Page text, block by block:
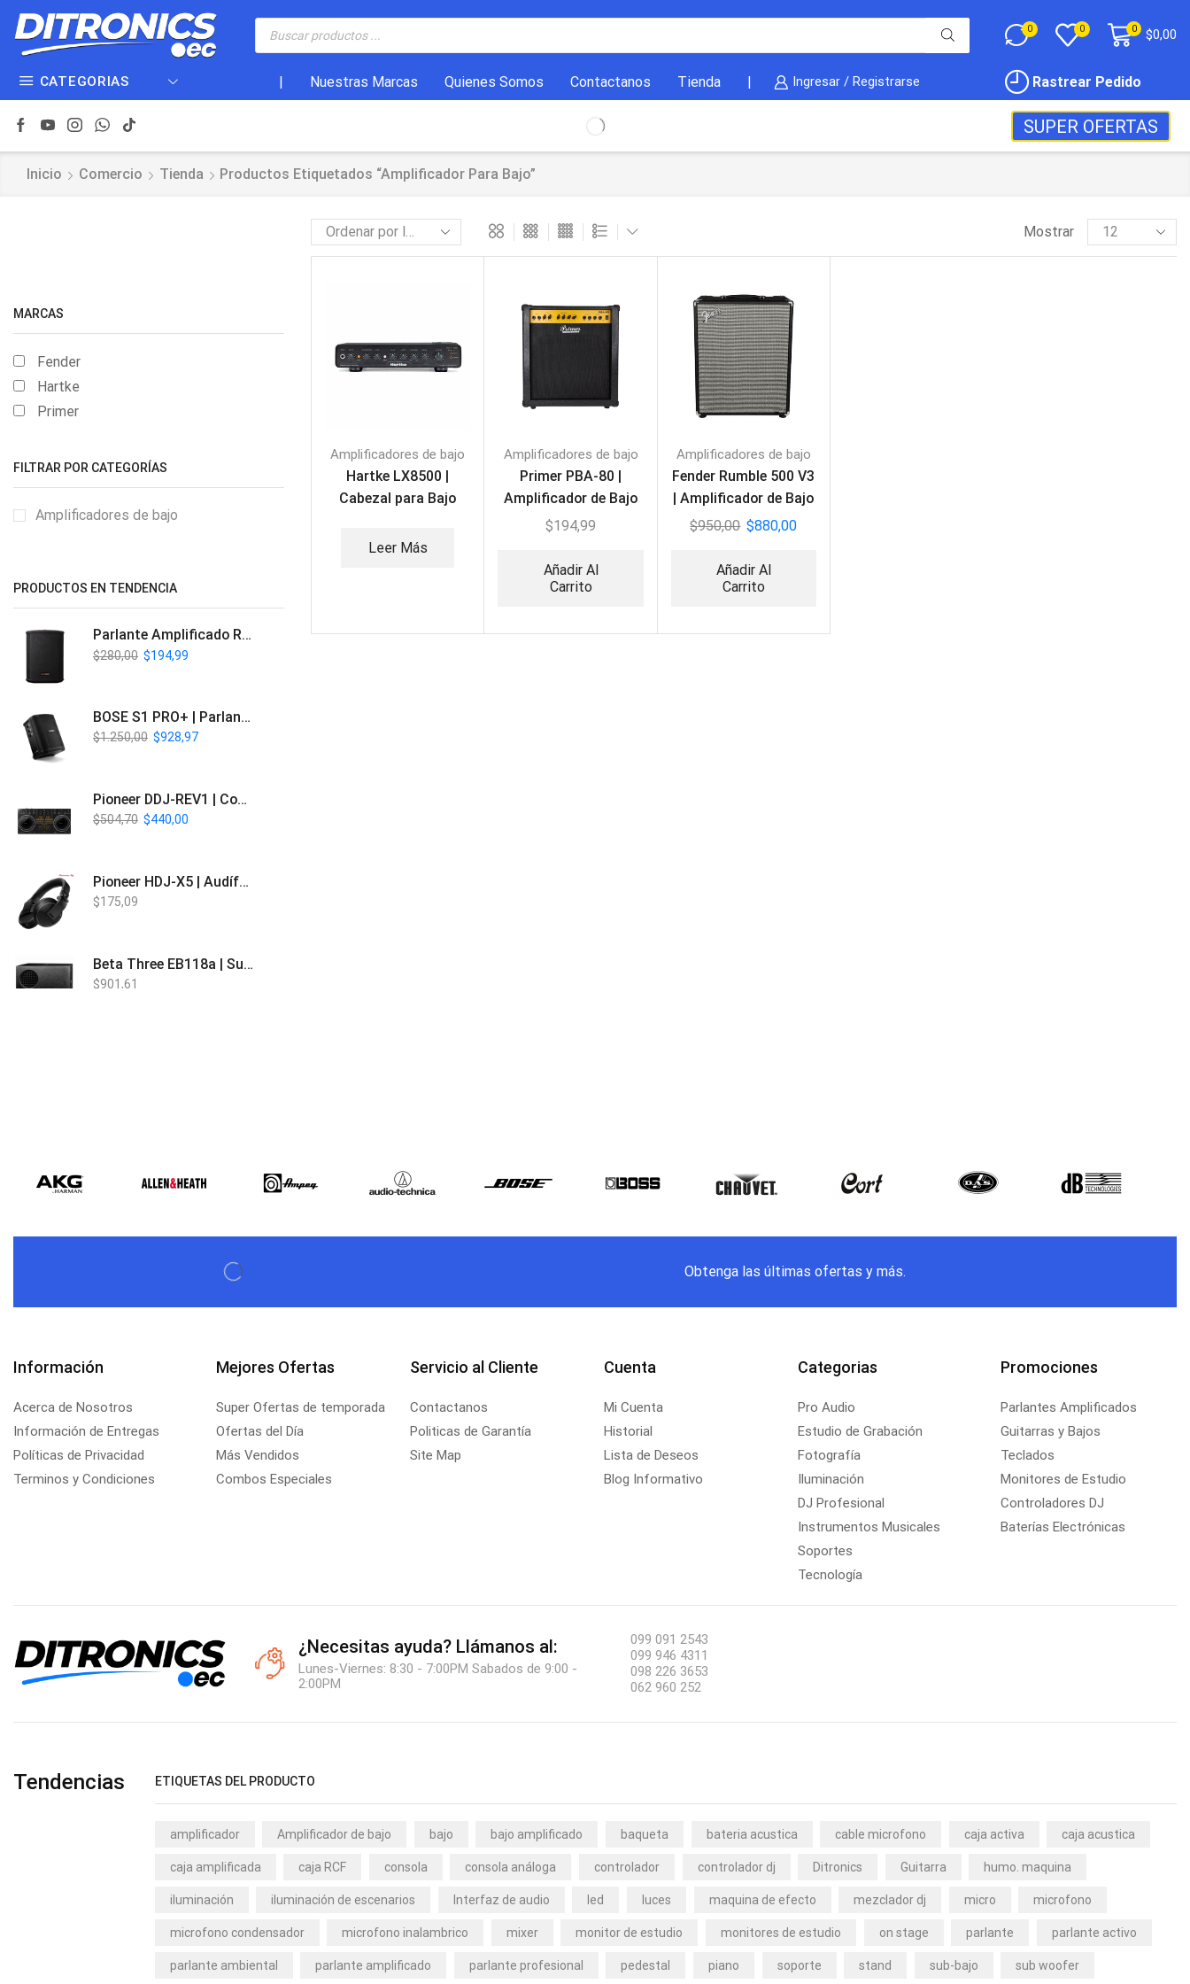
0 0 0 $0,00
CATEGORIAS Nuestras Marcas Quienes Somos Contactanos Tienda Ingresar / Registrarse Rastrear Pedido
SUPER OFERTAS
Inicio Comercio Tienda Productos Etiquetados “amplificador Para Bajo”
Mostrar
Amplificadores de bajo
Hartke LX8500 |
Cabezal para Bajo
Leer Más
Amplificadores de bajo
Primer PBA-80 |
Amplificador de Bajo
80W
$194,99
Añadir Al
Carrito
Amplificadores de bajo
Fender Rumble 500 V3
| Amplificador de Bajo
$950,00 $880,00
Añadir Al
Carrito
MARCAS
Fender
Hartke
Primer
FILTRAR POR CATEGORÍAS
Amplificadores de bajo
PRODUCTOS EN TENDENCIA
Parlante Amplificado Recargable BT | Italy Audio ITL-PRO11
$280,00 $194,99
BOSE S1 PRO+ | Parlante Profesional PA Inalámbrico
$1.250,00 $928,97
Pioneer DDJ-REV1 | Controlador DJ de 2 canales estilo Scratch
$504,70 $440,00
Pioneer HDJ-X5 | Audífonos para DJ
$175,09
Beta Three EB118a | Sub Bajo Activo
$901,61
Obtenga las últimas ofertas y más.
Información
Acerca de Nosotros
Información de Entregas
Políticas de Privacidad
Terminos y Condiciones
Mejores Ofertas
Super Ofertas de temporada
Ofertas del Día
Más Vendidos
Combos Especiales
Servicio al Cliente
Contactanos
Politicas de Garantía
Site Map
Cuenta
Mi Cuenta
Historial
Lista de Deseos
Blog Informativo
Categorias
Pro Audio
Estudio de Grabación
Fotografía
Iluminación
DJ Profesional
Instrumentos Musicales
Soportes
Tecnología
Promociones
Parlantes Amplificados
Guitarras y Bajos
Teclados
Monitores de Estudio
Controladores DJ
Baterías Electrónicas
¿Necesitas ayuda? Llámanos al:
Lunes-Viernes: 8:30 - 7:00PM Sabados de 9:00 -
2:00PM
099 091 2543
099 946 4311
098 226 3653
062 960 252
Tendencias ETIQUETAS DEL PRODUCTO
amplificador Amplificador de bajo bajo bajo amplificado baqueta bateria acustica cable microfono caja activa caja acustica
caja amplificada caja RCF consola consola análoga controlador controlador dj Ditronics Guitarra humo. maquina
iluminación iluminación de escenarios Interfaz de audio led luces maquina de efecto mezclador dj micro microfono
microfono condensador microfono inalambrico mixer monitor de estudio monitores de estudio on stage parlante parlante activo
parlante ambiental parlante amplificado parlante profesional pedestal piano soporte stand sub-bajo sub woofer